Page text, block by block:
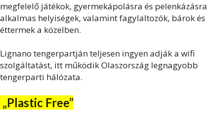
megfelelő játékok, gyermekápolásra és pelenkázásra
alkalmas helyiségek, valamint fagylaltozók, bárok és
éttermek a közelben.
Lignano tengerpartján teljesen ingyen adják a wifi
szolgáltatást, itt működik Olaszország legnagyobb
tengerparti hálózata.
„Plastic Free”